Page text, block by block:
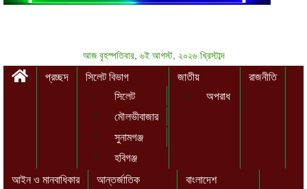
আজ বৃহস্পতিবার, ৬ই আগস্ট, ২০২৬ খ্রিস্টাব্দ
প্রচ্ছদ
সিলেট বিভাগ
সিলেট
মৌলভীবাজার
সুনামগঞ্জ
হবিগঞ্জ
জাতীয়
অপরাধ
রাজনীতি
আইন ও মানবাধিকার
আন্তর্জাতিক
বাংলাদেশ